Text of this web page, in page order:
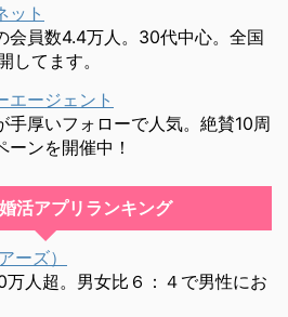
ット
会員数4.4万人。30代中心。全国
してます。
エージェント
手厚いフォローで人気。絶賛10周
ーンを開催中！
活アプリランキング
ーズ）
人超。男女比６：４で男性にお